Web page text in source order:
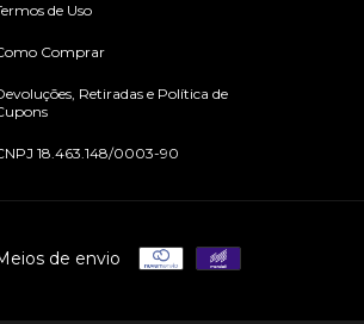
de Uso
Comprar
Retiradas e Política de
18.463.148/0003-90
de envio